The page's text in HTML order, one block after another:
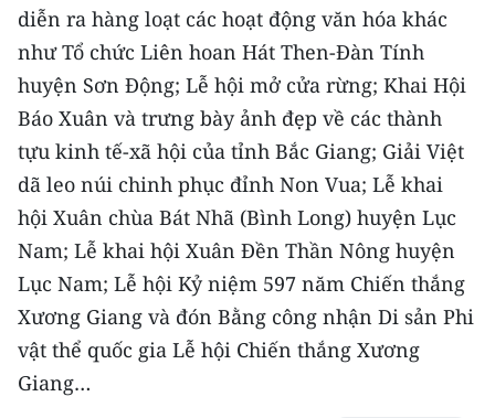
VỀ BÁO NHÂN DÂN
THỜI NAY
NHÂN DÂN CUỐI TUẦN
NHÂN DÂN HẰNG THÁNG
MUA BÁO
ĐỌC BÁO IN
ENGLISH
diễn ra hàng loạt các hoạt động văn hóa khác
như Tổ chức Liên hoan Hát Then-Đàn Tính
huyện Sơn Động; Lễ hội mở cửa rừng; Khai Hội
Báo Xuân và trưng bày ảnh đẹp về các thành
tựu kinh tế-xã hội của tỉnh Bắc Giang; Giải Việt
dã leo núi chinh phục đỉnh Non Vua; Lễ khai
hội Xuân chùa Bát Nhã (Bình Long) huyện Lục
Nam; Lễ khai hội Xuân Đền Thần Nông huyện
Lục Nam; Lễ hội Kỷ niệm 597 năm Chiến thắng
Xương Giang và đón Bằng công nhận Di sản Phi
vật thể quốc gia Lễ hội Chiến thắng Xương
Giang…